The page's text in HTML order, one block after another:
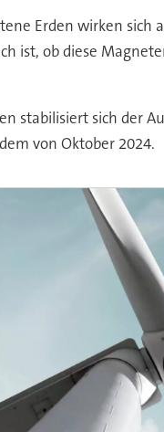
Erden wirken
ist, ob diese
stabilisiert sich der
von Oktober 2024.